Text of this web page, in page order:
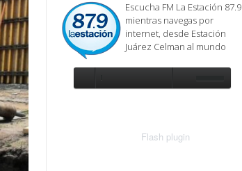
Escucha FM La Estación 87.9
mientras navegas por
internet, desde Estación
Juárez Celman al mundo
Flash plugin